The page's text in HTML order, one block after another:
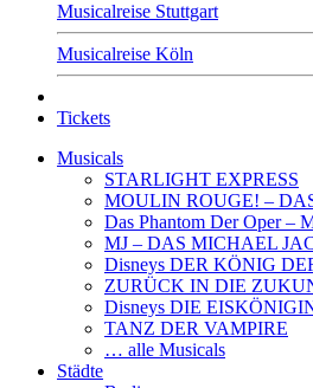
Musicalreise Stuttgart
Musicalreise Köln
Tickets
Musicals
STARLIGHT EXPRESS
MOULIN ROUGE! –
Das Phantom Der Oper –
MJ – DAS MICHAEL
Disneys DER KÖNIG
ZURÜCK IN DIE
Disneys DIE
TANZ DER VAMPIRE
… alle Musicals
Städte